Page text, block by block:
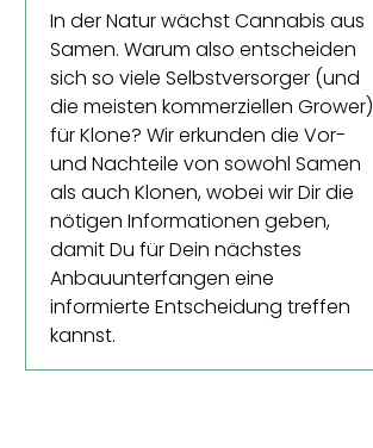
In der Natur wächst Cannabis aus
Samen. Warum also entscheiden
sich so viele Selbstversorger (und
die meisten kommerziellen Grower)
für Klone? Wir erkunden die Vor-
und Nachteile von sowohl Samen
als auch Klonen, wobei wir Dir die
nötigen Informationen geben,
damit Du für Dein nächstes
Anbauunterfangen eine
informierte Entscheidung treffen
kannst.